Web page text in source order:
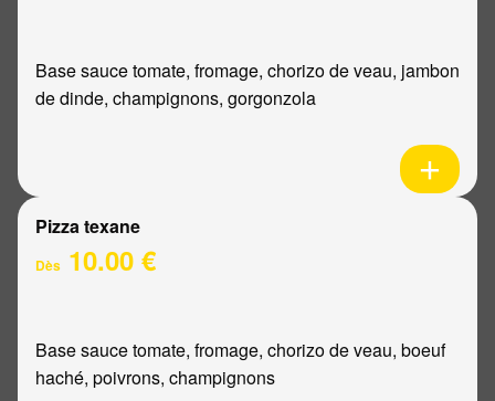
Base sauce tomate, fromage, chorizo de veau, jambon
de dinde, champignons, gorgonzola
Pizza texane
Dès 10.00 €
Base sauce tomate, fromage, chorizo de veau, boeuf
haché, poivrons, champignons